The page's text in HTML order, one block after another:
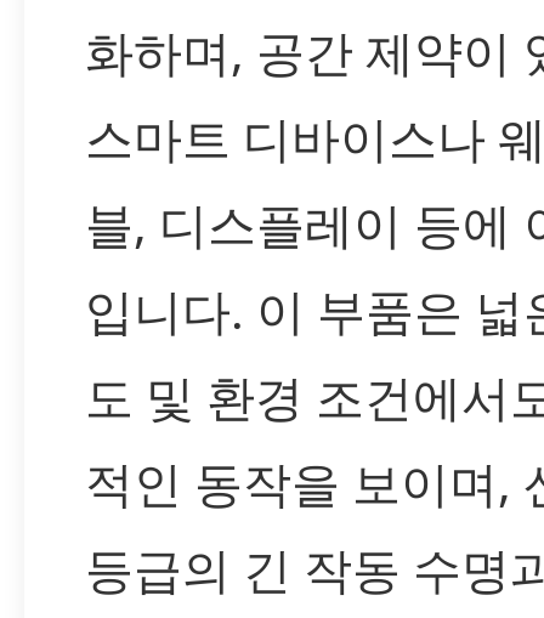
화하며, 공간 제약이
스마트 디바이스나
블, 디스플레이 등에
입니다. 이 부품은 넓
도 및 환경 조건에서
적인 동작을 보이며,
등급의 긴 작동 수명